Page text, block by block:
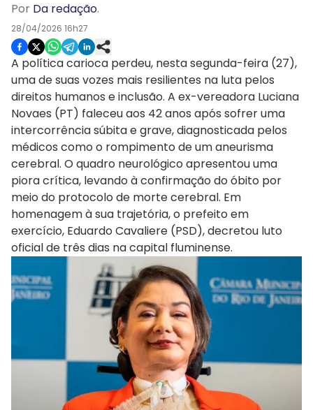
Por Da redação.
28/04/2026 16h27
A política carioca perdeu, nesta segunda-feira (27),
uma de suas vozes mais resilientes na luta pelos
direitos humanos e inclusão. A ex-vereadora Luciana
Novaes (PT) faleceu aos 42 anos após sofrer uma
intercorrência súbita e grave, diagnosticada pelos
médicos como o rompimento de um aneurisma
cerebral. O quadro neurológico apresentou uma
piora crítica, levando à confirmação do óbito por
meio do protocolo de morte cerebral. Em
homenagem à sua trajetória, o prefeito em
exercício, Eduardo Cavaliere (PSD), decretou luto
oficial de três dias na capital fluminense.